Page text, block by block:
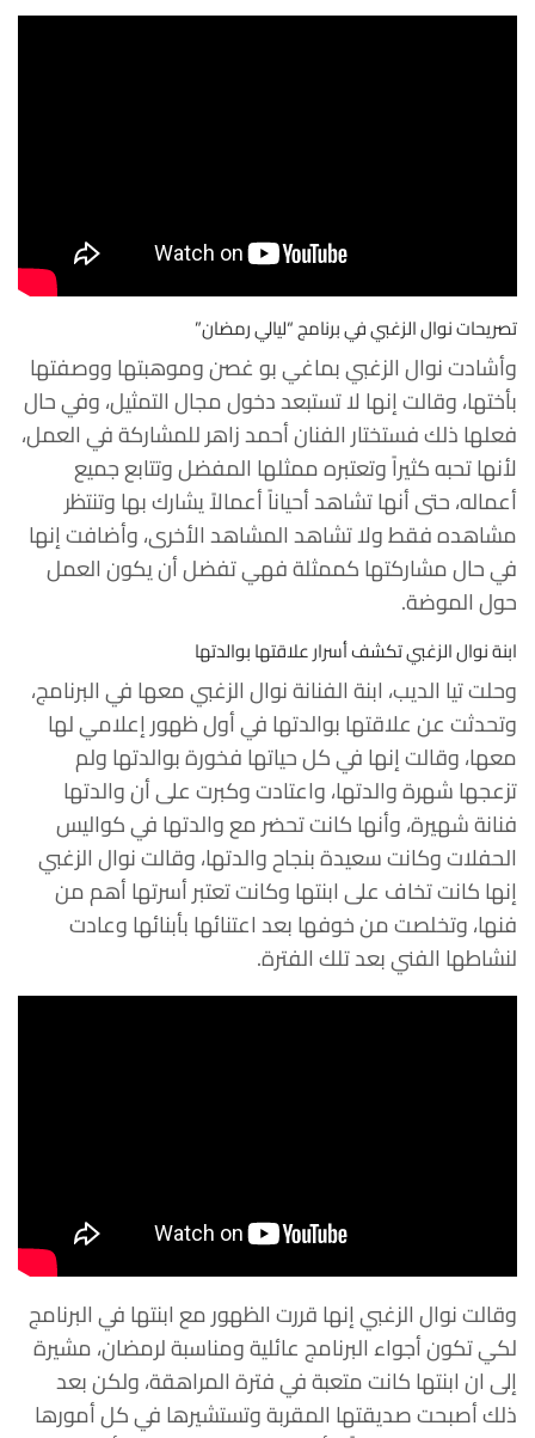
تصريحات نوال الزغبي في برنامج “ليالي رمضان”
وأشادت نوال الزغبي بماغي بو غصن وموهبتها ووصفتها
بأختها، وقالت إنها لا تستبعد دخول مجال التمثيل، وفي حال
فعلها ذلك فستختار الفنان أحمد زاهر للمشاركة في العمل،
لأنها تحبه كثيراً وتعتبره ممثلها المفضل وتتابع جميع
أعماله، حتى أنها تشاهد أحياناً أعمالاً يشارك بها وتنتظر
مشاهده فقط ولا تشاهد المشاهد الأخرى، وأضافت إنها
في حال مشاركتها كممثلة فهي تفضل أن يكون العمل
حول الموضة.
ابنة نوال الزغبي تكشف أسرار علاقتها بوالدتها
وحلت تيا الديب، ابنة الفنانة نوال الزغبي معها في البرنامج،
وتحدثت عن علاقتها بوالدتها في أول ظهور إعلامي لها
معها، وقالت إنها في كل حياتها فخورة بوالدتها ولم
تزعجها شهرة والدتها، واعتادت وكبرت على أن والدتها
فنانة شهيرة، وأنها كانت تحضر مع والدتها في كواليس
الحفلات وكانت سعيدة بنجاح والدتها، وقالت نوال الزغبي
إنها كانت تخاف على ابنتها وكانت تعتبر أسرتها أهم من
فنها، وتخلصت من خوفها بعد اعتنائها بأبنائها وعادت
لنشاطها الفني بعد تلك الفترة.
وقالت نوال الزغبي إنها قررت الظهور مع ابنتها في البرنامج
لكي تكون أجواء البرنامج عائلية ومناسبة لرمضان، مشيرة
إلى ان ابنتها كانت متعبة في فترة المراهقة، ولكن بعد
ذلك أصبحت صديقتها المقربة وتستشيرها في كل أمورها